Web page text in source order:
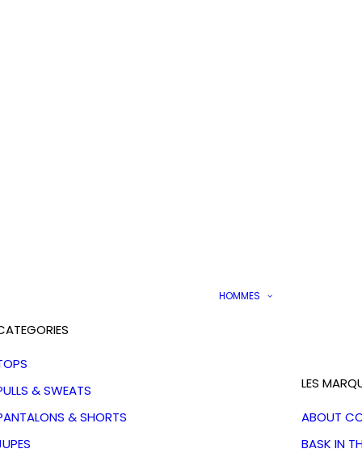
& SWEATS
& SHORTS
HOMMES
LES
ABOUT
BASK IN